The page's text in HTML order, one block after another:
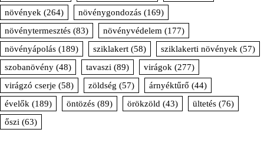
növények (264) növénygondozás (169)
növénytermesztés (83) növényvédelem (177)
növényápolás (189) sziklakert (58) sziklakerti növények (57)
szobanövény (48) tavaszi (89) virágok (277)
virágzó cserje (58) zöldség (57) árnyéktűrő (44)
évelők (189) öntözés (89) örökzöld (43) ültetés (76)
őszi (63)